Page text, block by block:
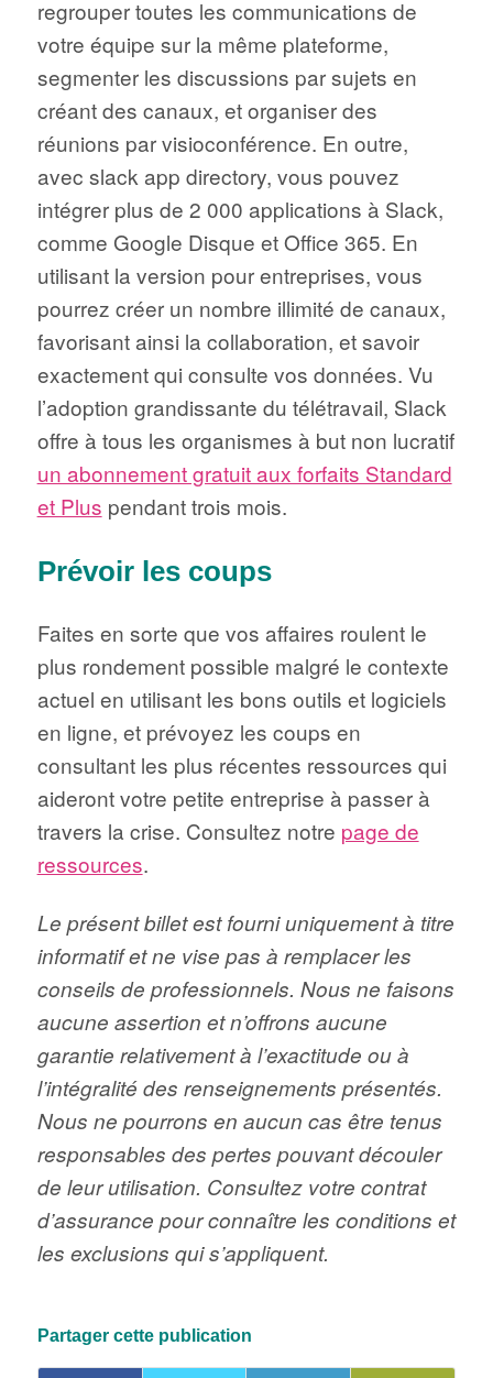
regrouper toutes les communications de
votre équipe sur la même plateforme,
segmenter les discussions par sujets en
créant des canaux, et organiser des
réunions par visioconférence. En outre,
avec slack app directory, vous pouvez
intégrer plus de 2 000 applications à Slack,
comme Google Disque et Office 365. En
utilisant la version pour entreprises, vous
pourrez créer un nombre illimité de canaux,
favorisant ainsi la collaboration, et savoir
exactement qui consulte vos données. Vu
l’adoption grandissante du télétravail, Slack
offre à tous les organismes à but non lucratif
un abonnement gratuit aux forfaits Standard
et Plus pendant trois mois.
Prévoir les coups
Faites en sorte que vos affaires roulent le
plus rondement possible malgré le contexte
actuel en utilisant les bons outils et logiciels
en ligne, et prévoyez les coups en
consultant les plus récentes ressources qui
aideront votre petite entreprise à passer à
travers la crise. Consultez notre page de
ressources.
Le présent billet est fourni uniquement à titre
informatif et ne vise pas à remplacer les
conseils de professionnels. Nous ne faisons
aucune assertion et n’offrons aucune
garantie relativement à l’exactitude ou à
l’intégralité des renseignements présentés.
Nous ne pourrons en aucun cas être tenus
responsables des pertes pouvant découler
de leur utilisation. Consultez votre contrat
d’assurance pour connaître les conditions et
les exclusions qui s’appliquent.
Partager cette publication